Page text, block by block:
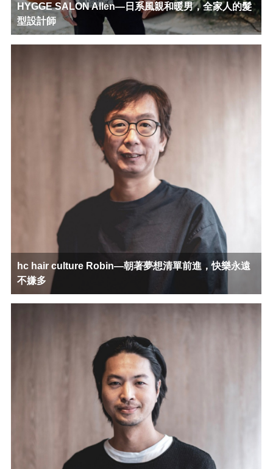
HYGGE SALON Allen—日系風親和暖男，全家人的髮
型設計師
hc hair culture Robin—朝著夢想清單前進，快樂永遠
不嫌多